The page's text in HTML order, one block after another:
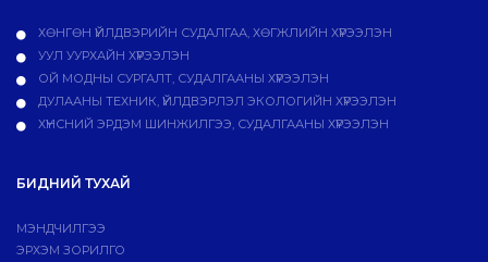
ХӨНГӨН ҮЙЛДВЭРИЙН СУДАЛГАА, ХӨГЖЛИЙН ХҮРЭЭЛЭН
УУЛ УУРХАЙН ХҮРЭЭЛЭН
ОЙ МОДНЫ СУРГАЛТ, СУДАЛГААНЫ ХҮРЭЭЛЭН
ДУЛААНЫ ТЕХНИК, ҮЙЛДВЭРЛЭЛ ЭКОЛОГИЙН ХҮРЭЭЛЭН
ХҮНСНИЙ ЭРДЭМ ШИНЖИЛГЭЭ, СУДАЛГААНЫ ХҮРЭЭЛЭН
БИДНИЙ ТУХАЙ
МЭНДЧИЛГЭЭ
ЭРХЭМ ЗОРИЛГО